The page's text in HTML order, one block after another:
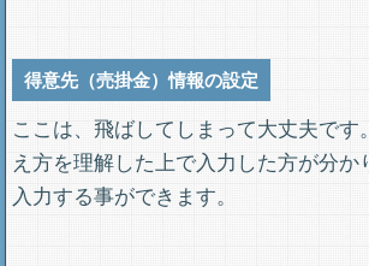
得意先（売掛金）情報の設定
ここは、飛ばしてしまって大丈夫です
え方を理解した上で入力した方が分か
入力する事ができます。